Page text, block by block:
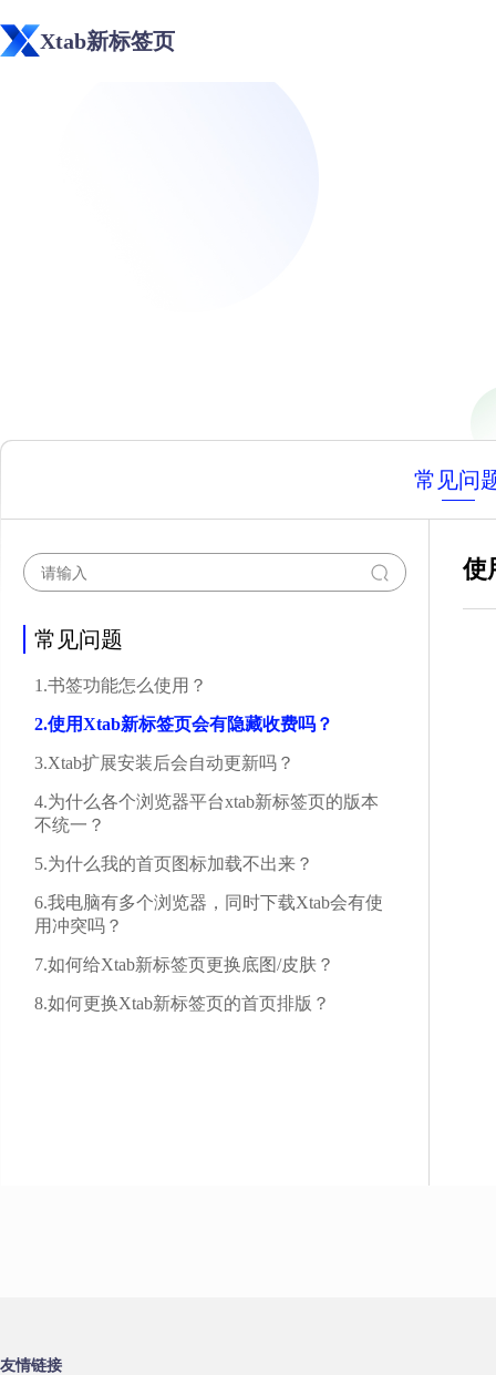
Xtab新标签页
常见问
常见问题
1.书签功能怎么使用？
2.使用Xtab新标签页会有隐藏收费吗？
3.Xtab扩展安装后会自动更新吗？
4.为什么各个浏览器平台xtab新标签页的版本
不统一？
5.为什么我的首页图标加载不出来？
6.我电脑有多个浏览器，同时下载Xtab会有使
用冲突吗？
7.如何给Xtab新标签页更换底图/皮肤？
8.如何更换Xtab新标签页的首页排版？
使
友情链接